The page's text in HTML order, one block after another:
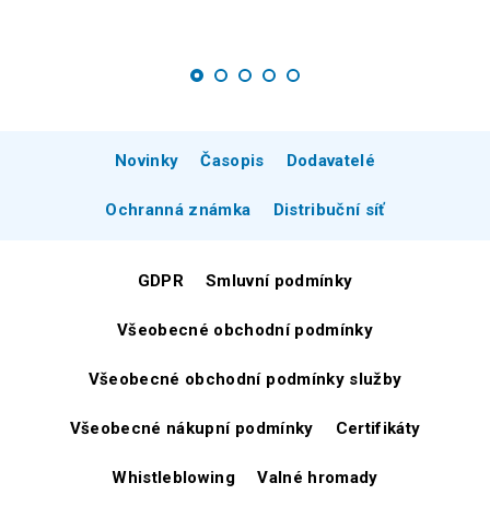
Novinky Časopis Dodavatelé
Ochranná známka Distribuční síť
GDPR Smluvní podmínky
Všeobecné obchodní podmínky
Všeobecné obchodní podmínky služby
Všeobecné nákupní podmínky Certifikáty
Whistleblowing Valné hromady